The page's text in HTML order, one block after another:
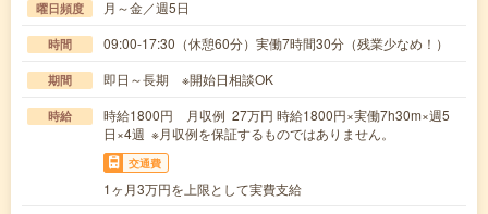
曜日頻度 月～金／週5日
時間 09:00-17:30（休憩60分）実働7時間30分（残業少なめ！）
期間 即日～長期 ※開始日相談OK
時給
時給1800円 月収例 27万円 時給1800円×実働7h30m×週5
日×4週 ※月収例を保証するものではありません。
交通費
1ヶ月3万円を上限として実費支給